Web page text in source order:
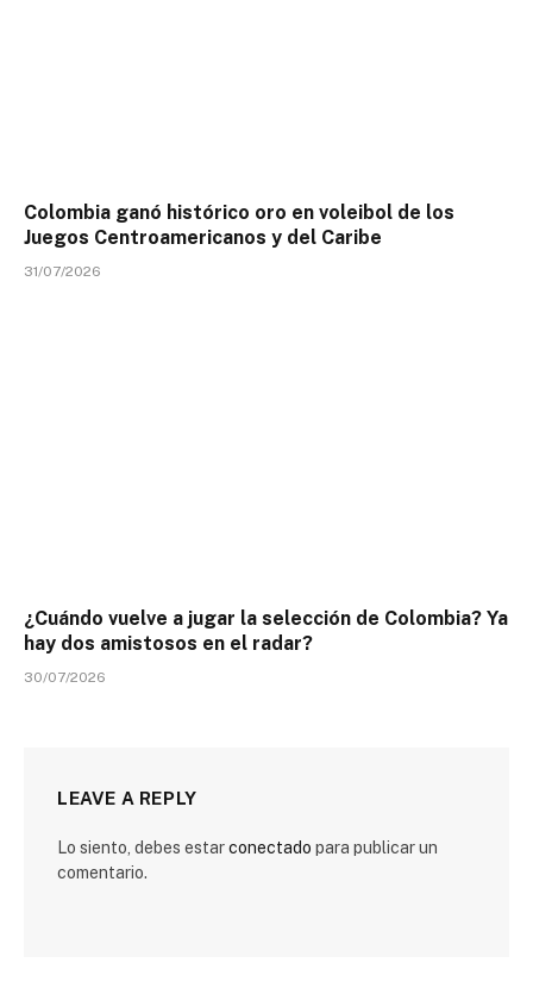
Colombia ganó histórico oro en voleibol de los
Juegos Centroamericanos y del Caribe
31/07/2026
¿Cuándo vuelve a jugar la selección de Colombia? Ya
hay dos amistosos en el radar?
30/07/2026
LEAVE A REPLY
Lo siento, debes estarconectado para publicar un
comentario.